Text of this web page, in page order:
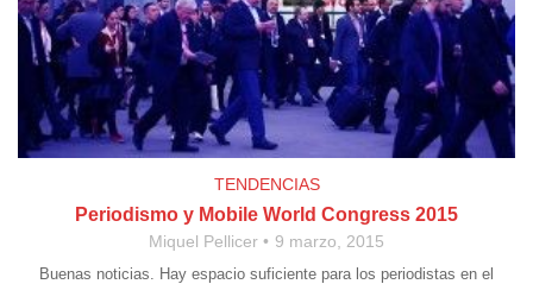
TENDENCIAS
Periodismo y Mobile World Congress 2015
Miquel Pellicer 9 marzo, 2015
Buenas noticias. Hay espacio suficiente para los periodistas en el